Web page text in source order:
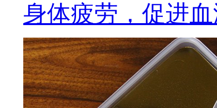
身体疲劳，促进